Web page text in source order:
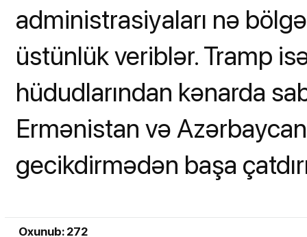
administrasiyaları nə
üstünlük veriblər. Tramp
hüdudlarından kənarda
Ermənistan və
gecikdirmədən başa
Oxunub: 272